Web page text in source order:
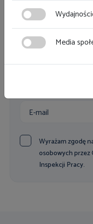
Newsletter
Jeśli interesują Cię
organizowanych w
Inspekcji Pracy,
Wyrażam zgodę
osobowych przez
Inspekcji Pracy.
znajdziesz w
Media